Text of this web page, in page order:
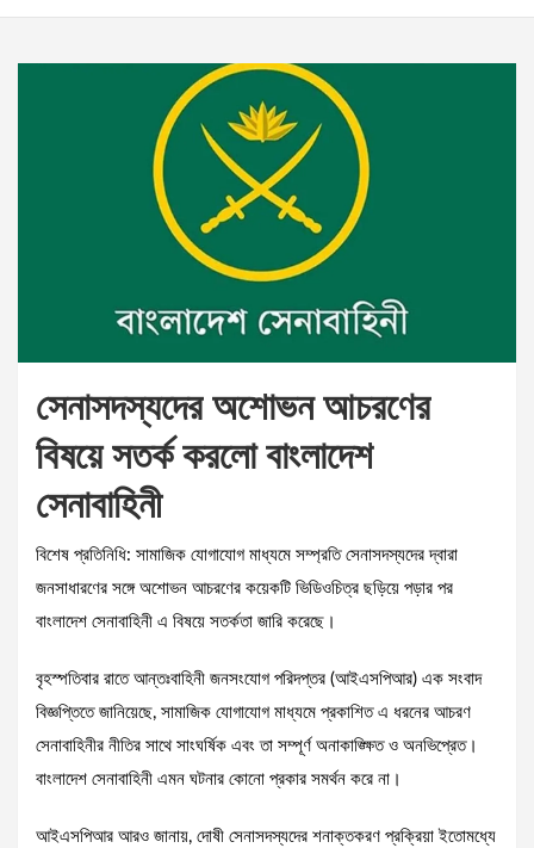
সেনাসদস্যদের অশোভন আচরণের
বিষয়ে সতর্ক করলো বাংলাদেশ
সেনাবাহিনী
বিশেষ প্রতিনিধি: সামাজিক যোগাযোগ মাধ্যমে সম্প্রতি সেনাসদস্যদের দ্বারা
জনসাধারণের সঙ্গে অশোভন আচরণের কয়েকটি ভিডিওচিত্র ছড়িয়ে পড়ার পর
বাংলাদেশ সেনাবাহিনী এ বিষয়ে সতর্কতা জারি করেছে।
বৃহস্পতিবার রাতে আন্তঃবাহিনী জনসংযোগ পরিদপ্তর (আইএসপিআর) এক সংবাদ
বিজ্ঞপ্তিতে জানিয়েছে, সামাজিক যোগাযোগ মাধ্যমে প্রকাশিত এ ধরনের আচরণ
সেনাবাহিনীর নীতির সাথে সাংঘর্ষিক এবং তা সম্পূর্ণ অনাকাঙ্ক্ষিত ও অনভিপ্রেত।
বাংলাদেশ সেনাবাহিনী এমন ঘটনার কোনো প্রকার সমর্থন করে না।
আইএসপিআর আরও জানায়, দোষী সেনাসদস্যদের শনাক্তকরণ প্রক্রিয়া ইতোমধ্যে